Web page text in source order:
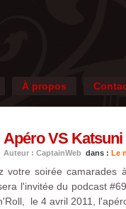
À propos
Apéro VS Katsuni
Auteur : CaptainWeb dans : Le
votre soirée
l'invitée du podcast
le 4 avril 2011,